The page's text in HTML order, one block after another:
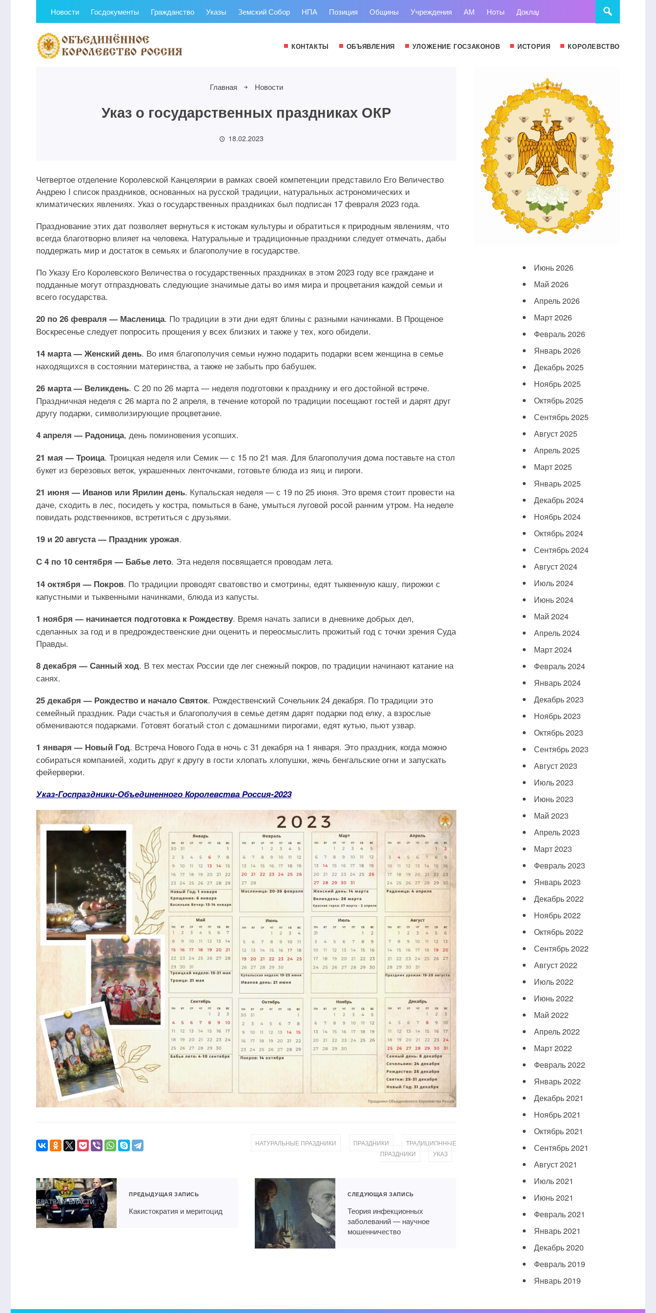
Новости Госдокументы Гражданство Указы Земский Собор НПА Позиция Общины Учреждения АМ Ноты Доклады Суд
КОНТАКТЫ ОБЪЯВЛЕНИЯ УЛОЖЕНИЕ ГОСЗАКОНОВ ИСТОРИЯ КОРОЛЕВСТВО
Главная Новости
Указ о государственных праздниках ОКР
18.02.2023
Четвертое отделение Королевской Канцелярии в рамках своей компетенции представило Его Величество
Андрею I список праздников, основанных на русской традиции, натуральных астрономических и
климатических явлениях. Указ о государственных праздниках был подписан 17 февраля 2023 года.
Празднование этих дат позволяет вернуться к истокам культуры и обратиться к природным явлениям, что
всегда благотворно влияет на человека. Натуральные и традиционные праздники следует отмечать, дабы
поддержать мир и достаток в семьях и благополучие в государстве.
По Указу Его Королевского Величества о государственных праздниках в этом 2023 году все граждане и
подданные могут отпраздновать следующие значимые даты во имя мира и процветания каждой семьи и
всего государства.
20 по 26 февраля — Масленица. По традиции в эти дни едят блины с разными начинками. В Прощеное
Воскресенье следует попросить прощения у всех близких и также у тех, кого обидели.
14 марта — Женский день. Во имя благополучия семьи нужно подарить подарки всем женщина в семье
находящихся в состоянии материнства, а также не забыть про бабушек.
26 марта — Великдень. С 20 по 26 марта — неделя подготовки к празднику и его достойной встрече.
Праздничная неделя с 26 марта по 2 апреля, в течение которой по традиции посещают гостей и дарят друг
другу подарки, символизирующие процветание.
4 апреля — Радоница, день поминовения усопших.
21 мая — Троица. Троицкая неделя или Семик — с 15 по 21 мая. Для благополучия дома поставьте на стол
букет из березовых веток, украшенных ленточками, готовьте блюда из яиц и пироги.
21 июня — Иванов или Ярилин день. Купальская неделя — с 19 по 25 июня. Это время стоит провести на
даче, сходить в лес, посидеть у костра, помыться в бане, умыться луговой росой ранним утром. На неделе
повидать родственников, встретиться с друзьями.
19 и 20 августа — Праздник урожая.
С 4 по 10 сентября — Бабье лето. Эта неделя посвящается проводам лета.
14 октября — Покров. По традиции проводят сватовство и смотрины, едят тыквенную кашу, пирожки с
капустными и тыквенными начинками, блюда из капусты.
1 ноября — начинается подготовка к Рождеству. Время начать записи в дневнике добрых дел,
сделанных за год и в предрождественские дни оценить и переосмыслить прожитый год с точки зрения Суда
Правды.
8 декабря — Санный ход. В тех местах России где лег снежный покров, по традиции начинают катание на
санях.
25 декабря — Рождество и начало Святок. Рождественский Сочельник 24 декабря. По традиции это
семейный праздник. Ради счастья и благополучия в семье детям дарят подарки под елку, а взрослые
обмениваются подарками. Готовят богатый стол с домашними пирогами, едят кутью, пьют узвар.
1 января — Новый Год. Встреча Нового Года в ночь с 31 декабря на 1 января. Это праздник, когда можно
собираться компанией, ходить друг к другу в гости хлопать хлопушки, жечь бенгальские огни и запускать
фейерверки.
Указ-Госпраздники-Объединенного Королевства Россия-2023
НАТУРАЛЬНЫЕ ПРАЗДНИКИ ПРАЗДНИКИ
ТРАДИЦИОННЫЕ
ПРАЗДНИКИ
УКАЗ
ПРЕДЫДУЩАЯ ЗАПИСЬ
Какистократия и меритоцид
СЛЕДУЮЩАЯ ЗАПИСЬ
Теория инфекционных
заболеваний — научное
мошенничество
Июнь 2026
Май 2026
Апрель 2026
Март 2026
Февраль 2026
Январь 2026
Декабрь 2025
Ноябрь 2025
Октябрь 2025
Сентябрь 2025
Август 2025
Апрель 2025
Март 2025
Январь 2025
Декабрь 2024
Ноябрь 2024
Октябрь 2024
Сентябрь 2024
Август 2024
Июль 2024
Июнь 2024
Май 2024
Апрель 2024
Март 2024
Февраль 2024
Январь 2024
Декабрь 2023
Ноябрь 2023
Октябрь 2023
Сентябрь 2023
Август 2023
Июль 2023
Июнь 2023
Май 2023
Апрель 2023
Март 2023
Февраль 2023
Январь 2023
Декабрь 2022
Ноябрь 2022
Октябрь 2022
Сентябрь 2022
Август 2022
Июль 2022
Июнь 2022
Май 2022
Апрель 2022
Март 2022
Февраль 2022
Январь 2022
Декабрь 2021
Ноябрь 2021
Октябрь 2021
Сентябрь 2021
Август 2021
Июль 2021
Июнь 2021
Февраль 2021
Январь 2021
Декабрь 2020
Февраль 2019
Январь 2019